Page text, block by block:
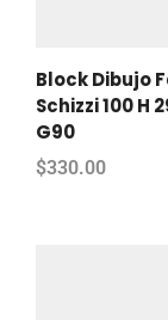
Block Dibujo
Schizzi 100 H
G90
$330.00